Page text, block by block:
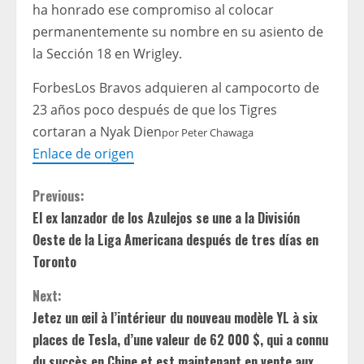
ha honrado ese compromiso al colocar
permanentemente su nombre en su asiento de
la Sección 18 en Wrigley.
ForbesLos Bravos adquieren al campocorto de
23 años poco después de que los Tigres
cortaran a Nyak Dienpor Peter Chawaga
Enlace de origen
C
o
n
t
i
Previous:
El ex lanzador de los Azulejos se une a la División
Oeste de la Liga Americana después de tres días en
Toronto
Next:
Jetez un œil à l’intérieur du nouveau modèle YL à six
places de Tesla, d’une valeur de 62 000 $, qui a connu